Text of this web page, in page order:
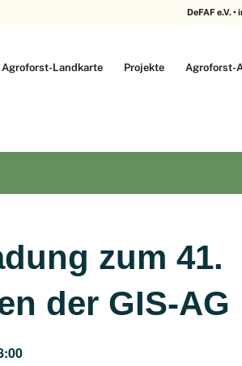
DeFAF e.V.
Agroforst-Landkarte Projekte Agroforst-
zum 41.
der GIS-AG